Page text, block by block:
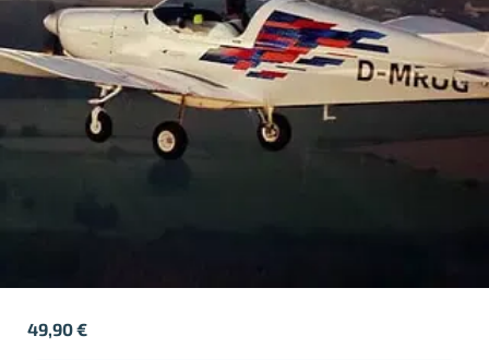
49,90€